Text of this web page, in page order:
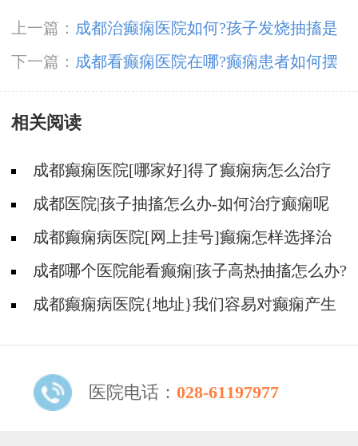
上一篇： 成都治癫痫医院如何?孩子发烧抽搐是
怎幺回事?
下一篇： 成都看癫痫医院在哪?癫痫患者如何摆
脱自卑心态?
相关阅读
成都癫痫医院[哪家好]得了癫痫病怎么治疗
效果好?
成都医院|孩子抽搐怎么办-如何治疗癫痫呢
成都癫痫病医院[网上挂号]癫痫怎样选择治
疗方式?
成都哪个医院能看癫痫|孩子高热抽搐怎么办?
成都癫痫病医院{地址}我们容易对癫痫产生
医院电话： 028-61197977